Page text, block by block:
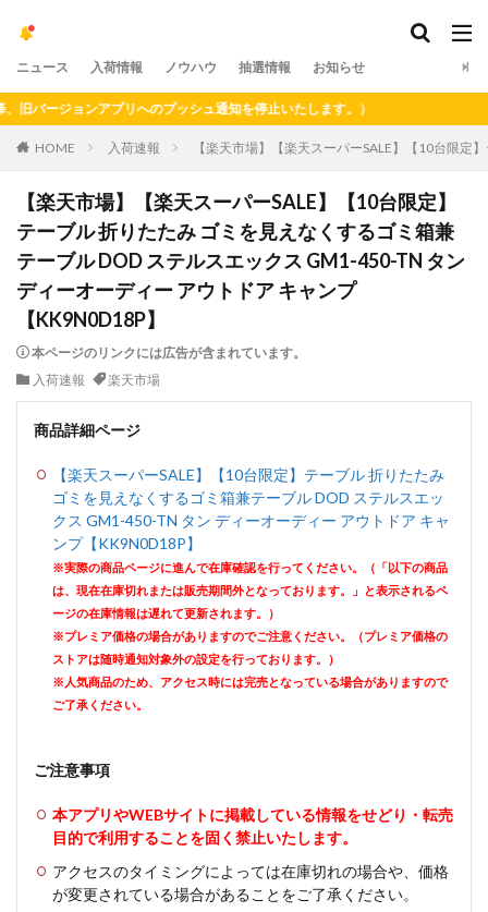
ニュース 入荷情報 ノウハウ 抽選情報 お知らせ
ジョンアプリへのプッシュ通知を停止いたします。）
HOME 入荷速報 【楽天市場】【楽天スーパーSALE】【10台限定
【楽天市場】【楽天スーパーSALE】【10台限定】
テーブル 折りたたみ ゴミを見えなくするゴミ箱兼
テーブル DOD ステルスエックス GM1-450-TN タン
ディーオーディー アウトドア キャンプ
【KK9N0D18P】
本ページのリンクには広告が含まれています。
入荷速報
楽天市場
商品詳細ページ
【楽天スーパーSALE】【10台限定】テーブル 折りたたみ
ゴミを見えなくするゴミ箱兼テーブル DOD ステルスエッ
クス GM1-450-TN タン ディーオーディー アウトドア キャ
ンプ【KK9N0D18P】
※実際の商品ページに進んで在庫確認を行ってください。（「以下の商品
は、現在在庫切れまたは販売期間外となっております。」と表示されるペ
ージの在庫情報は遅れて更新されます。）
※プレミア価格の場合がありますのでご注意ください。（プレミア価格の
ストアは随時通知対象外の設定を行っております。）
※人気商品のため、アクセス時には完売となっている場合がありますので
ご了承ください。
ご注意事項
本アプリやWEBサイトに掲載している情報をせどり・転売
目的で利用することを固く禁止いたします。
アクセスのタイミングによっては在庫切れの場合や、価格
が変更されている場合があることをご了承ください。